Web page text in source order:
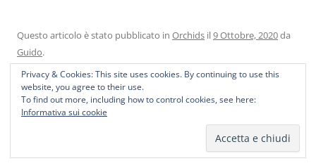
Questo articolo è stato pubblicato in Orchids il9 Ottobre, 2020da
Guido.
articolo
Cattleya Anzac x Bicolor→
Privacy & Cookies: This site uses cookies. By continuing to use this
website, you agree to their use.
To find out more, including how to control cookies, see here:
Informativa sui cookie